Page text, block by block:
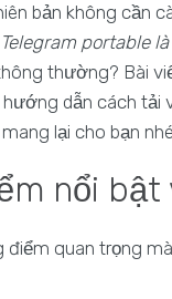
bản không cần
Telegram portable
thường? Bài
dẫn cách tải
lại cho bạn
nổi bật
điểm quan trọng